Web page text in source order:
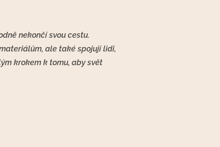
nekončí svou cestu.
ale také spojují lidi,
krokem k tomu, aby svět